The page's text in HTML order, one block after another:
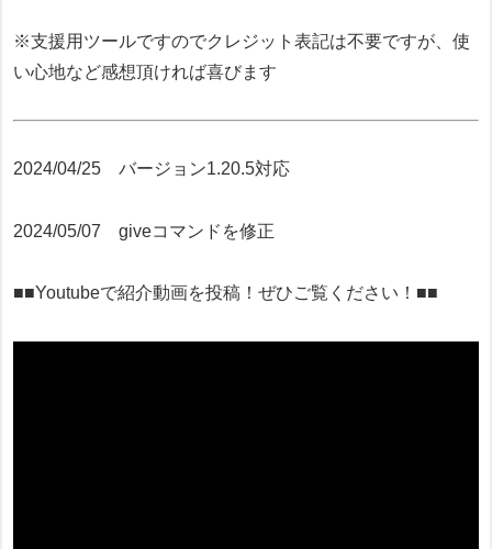
※支援用ツールですのでクレジット表記は不要ですが、使
い心地など感想頂ければ喜びます
2024/04/25 バージョン1.20.5対応
2024/05/07 giveコマンドを修正
■■Youtubeで紹介動画を投稿！ぜひご覧ください！■■